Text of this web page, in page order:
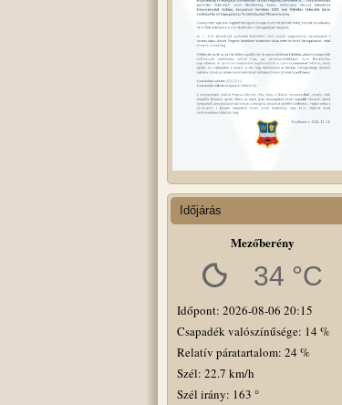
Időjárás
Mezőberény
34 °C
Időpont: 2026-08-06 20:15
Csapadék valószínűsége: 14 %
Relatív páratartalom: 24 %
Szél: 22.7 km/h
Szél irány: 163 °